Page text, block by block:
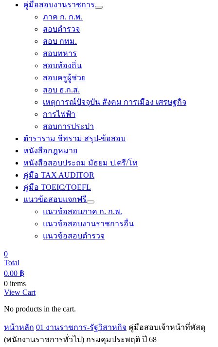
คู่มือสอบงานราชการ
ภาค ก. ก.พ.
สอบตำรวจ
สอบ กทม.
สอบทหาร
สอบท้องถิ่น
สอบครูผู้ช่วย
สอบ ธ.ก.ส.
เหตุการณ์ปัจจุบัน สังคม การเมือง เศรษฐกิจ
การไฟฟ้า
สอบการประปา
ตำราราม ชีทราม สรุป-ข้อสอบ
หนังสือกฎหมาย
หนังสือสอบประถม มัธยม ป.ตรี/โท
คู่มือ TAX AUDITOR
คู่มือ TOEIC/TOEFL
แนวข้อสอบแจกฟรี
แนวข้อสอบภาค ก. ก.พ.
แนวข้อสอบงานราชการอื่น
แนวข้อสอบตำรวจ
0
Total
0.00 ฿
0 items
View Cart
No products in the cart.
หน้าหลัก 01 งานราชการ-รัฐวิสาหกิจ คู่มือสอบเจ้าหน้าที่พัสดุ
(พนักงานราชการทั่วไป) กรมคุมประพฤติ ปี 68